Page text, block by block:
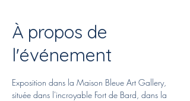
À propos de
l'événement
Exposition dans la Maison Bleue Art Gallery,
située dans l'incroyable Fort de Bard, dans la